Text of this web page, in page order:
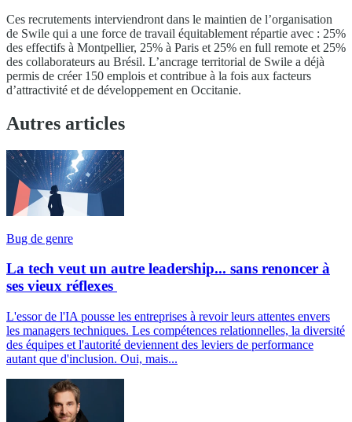
Ces recrutements interviendront dans le maintien de l’organisation
de Swile qui a une force de travail équitablement répartie avec : 25%
des effectifs à Montpellier, 25% à Paris et 25% en full remote et 25%
des collaborateurs au Brésil. L’ancrage territorial de Swile a déjà
permis de créer 150 emplois et contribue à la fois aux facteurs
d’attractivité et de développement en Occitanie.
Autres articles
Bug de genre
La tech veut un autre leadership... sans renoncer à
ses vieux réflexes
L'essor de l'IA pousse les entreprises à revoir leurs attentes envers
les managers techniques. Les compétences relationnelles, la diversité
des équipes et l'autorité deviennent des leviers de performance
autant que d'inclusion. Oui, mais...